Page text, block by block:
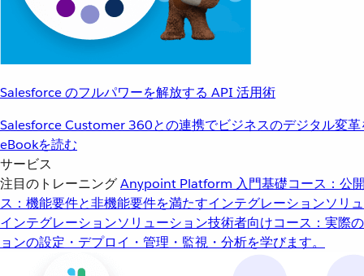
Salesforce のフルパワーを解放する API 活用術
Salesforce Customer 360との連携でビジネスのデジタル変革
eBookを読む
サービス
注目のトレーニングAnypoint Platform 入門基礎コース：公
ス：機能要件と非機能要件を満たすインテグレーションソリ
インテグレーションソリューション技術者向けコース：実際
ョンの設定・デプロイ・管理・監視・分析を学びます。